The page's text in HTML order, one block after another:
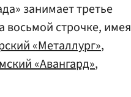
занимает третье
восьмой строчке, имея
«Металлург»,
«Авангард»,